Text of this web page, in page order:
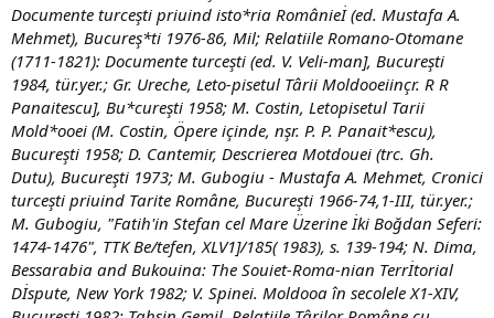
Documente turceşti priuind isto*ria Românieİ (ed. Mustafa A.
Mehmet), Bucureş*ti 1976-86, Mil; Relatiile Romano-Otomane
(1711-1821): Documente turceşti (ed. V. Veli-man], Bucureşti
1984, tür.yer.; Gr. Ureche, Leto-pisetul Târii Moldooeiinçr. R R
Panaitescu], Bu*cureşti 1958; M. Costin, Letopisetul Tarii
Mold*ooei (M. Costin, Öpere içinde, nşr. P. P. Panait*escu),
Bucureşti 1958; D. Cantemir, Descrierea Motdouei (trc. Gh.
Dutu), Bucureşti 1973; M. Gubogiu - Mustafa A. Mehmet, Cronici
turceşti priuind Tarite Române, Bucureşti 1966-74,1-III, tür.yer.;
M. Gubogiu, "Fatih'in Stefan cel Mare Üzerine İki Boğdan Seferi:
1474-1476", TTK Be/tefen, XLV1]/185( 1983), s. 139-194; N. Dima,
Bessarabia and Bukouina: The Souiet-Roma-nian Terrİtorial
Dİspute, New York 1982; V. Spinei. Moldooa în secolele X1-XIV,